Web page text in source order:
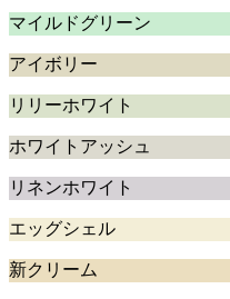
マイルドグリーン
アイボリー
リリーホワイト
ホワイトアッシュ
リネンホワイト
エッグシェル
新クリーム